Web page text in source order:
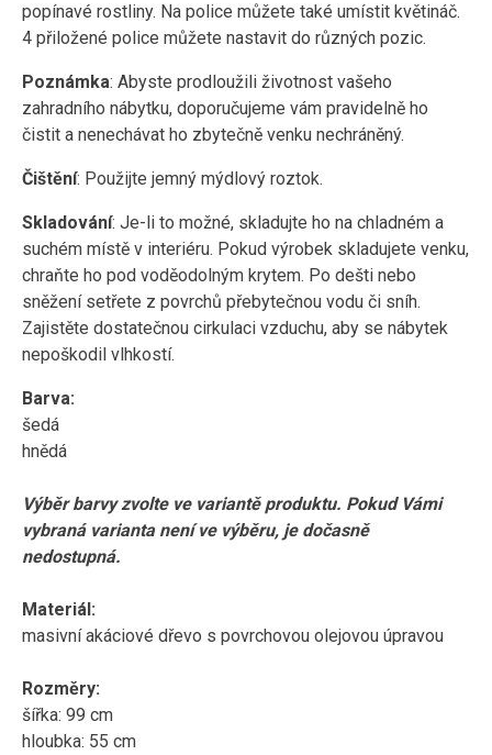
popínavé rostliny. Na police můžete také umístit květináč.
4 přiložené police můžete nastavit do různých pozic.
Poznámka: Abyste prodloužili životnost vašeho
zahradního nábytku, doporučujeme vám pravidelně ho
čistit a nenechávat ho zbytečně venku nechráněný.
Čištění: Použijte jemný mýdlový roztok.
Skladování: Je-li to možné, skladujte ho na chladném a
suchém místě v interiéru. Pokud výrobek skladujete venku,
chraňte ho pod voděodolným krytem. Po dešti nebo
sněžení setřete z povrchů přebytečnou vodu či sníh.
Zajistěte dostatečnou cirkulaci vzduchu, aby se nábytek
nepoškodil vlhkostí.
Barva:
šedá
hnědá
Výběr barvy zvolte ve variantě produktu. Pokud Vámi
vybraná varianta není ve výběru, je dočasně
nedostupná.
Materiál:
masivní akáciové dřevo s povrchovou olejovou úpravou
Rozměry:
šířka: 99 cm
hloubka: 55 cm